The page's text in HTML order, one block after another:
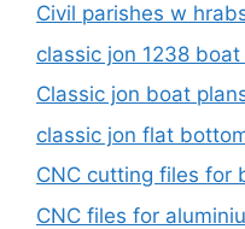
Civil parishes w
classic jon 1238 boat
Classic jon boat
classic jon flat
CNC cutting files for
CNC files for